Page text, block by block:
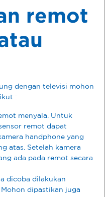
remot
dengan televisi mohon
:
menyala. Untuk
remot dapat
handphone yang
atas. Setelah kamera
ada pada remot secara
dicoba dilakukan
dipastikan juga